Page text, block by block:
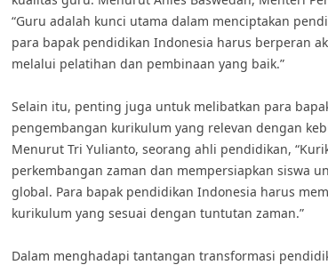
“Guru adalah kunci utama dalam menciptakan
para bapak pendidikan Indonesia harus berperan
melalui pelatihan dan pembinaan yang baik.”
Selain itu, penting juga untuk melibatkan para
pengembangan kurikulum yang relevan dengan
Menurut Tri Yulianto, seorang ahli pendidikan,
perkembangan zaman dan mempersiapkan siswa
global. Para bapak pendidikan Indonesia harus
kurikulum yang sesuai dengan tuntutan zaman.”
Dalam menghadapi tantangan transformasi